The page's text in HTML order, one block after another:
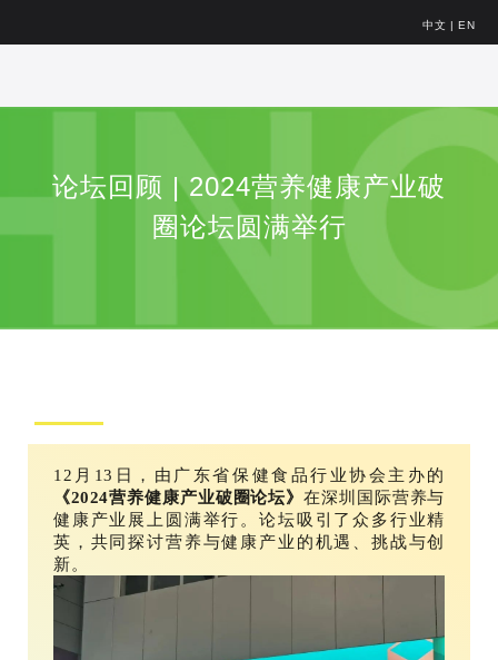
中文 | EN
论坛回顾 | 2024营养健康产业破
圈论坛圆满举行
12月13日，由广东省保健食品行业协会主办的
《2024营养健康产业破圈论坛》在深圳国际营养与
健康产业展上圆满举行。论坛吸引了众多行业精
英，共同探讨营养与健康产业的机遇、挑战与创
新。